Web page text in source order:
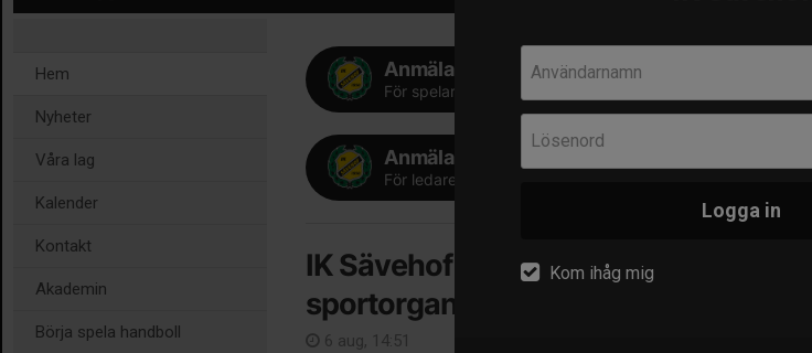
Användarnamn
Lösenord
Logga in
Kom ihåg mig
Hem
Nyheter
Våra lag
Kalender
Kontakt
Akademin
Börja spela handboll
Anmälan Spelare Handbollsskolan 26/27
För spelare födda 2019
Anmälan Ledare Handbollsskolan (2019)
För ledare till spelare födda 2019
IK Sävehof presenterar ny
sportorganisation
6 aug, 14:51